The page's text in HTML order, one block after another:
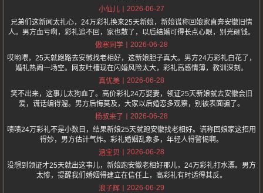
小仙儿
2026-06-27
兄弟们这新闻太扎心，24万彩礼换来25天新娘，新娘谎称回娘家直奔安徽旧情
人。男方血亏啊，彩礼追不回，家也散了，以后结婚可得长点心眼，别光砸钱。
傲寒同学
2026-06-28
哎哟喂，25天就跑路去安徽找老相好，这新娘胆子真大。男方24万彩礼白花了，
婚礼热闹一场空。网友吐槽现在闪婚风险太大，彩礼高感情薄，教训深刻。
真优美
2026-06-28
笑不出来，这事儿太狗血了。高价彩礼24万娶妻，领证25天新娘就去安徽会旧
爱，谎话编得溜。男方后悔莫及，大家以后婚恋多观察，别被表面骗了。
杨叔来了
2026-06-28
啧啧24万彩礼不是小数目，结果新娘25天就跑安徽找老相好。谎称回娘家这招用
得妙，男方估计气炸。彩礼婚姻乱象多，年轻人得警惕啊。
涵宝贝
2026-06-28
没想到领证才25天就出这事儿，新娘跑安徽老相好那儿，24万彩礼打水漂。男方
太惨，提醒我们婚姻得建立在信任上，高彩礼有时适得其反。
浪子辉
2026-06-29